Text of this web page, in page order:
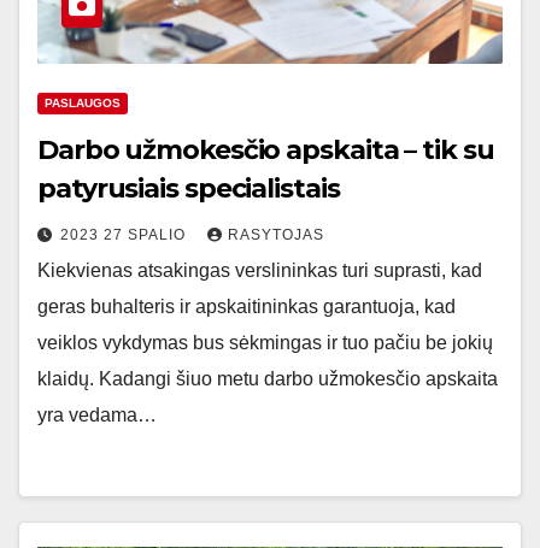
PASLAUGOS
Darbo užmokesčio apskaita – tik su
patyrusiais specialistais
2023 27 SPALIO RASYTOJAS
Kiekvienas atsakingas verslininkas turi suprasti, kad
geras buhalteris ir apskaitininkas garantuoja, kad
veiklos vykdymas bus sėkmingas ir tuo pačiu be jokių
klaidų. Kadangi šiuo metu darbo užmokesčio apskaita
yra vedama…